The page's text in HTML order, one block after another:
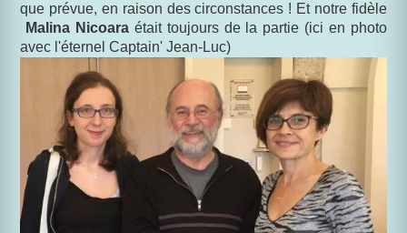
que prévue, en raison des circonstances ! Et notre fidèle
Malina Nicoara était toujours de la partie (ici en photo
avec l'éternel Captain' Jean-Luc)